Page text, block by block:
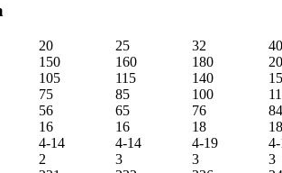
20 25 32
40
150 160 180
105 115 140
75 85 100
56 65 76
84
16 16 18
18
4-14 4-14 4-19
2 3 3
3